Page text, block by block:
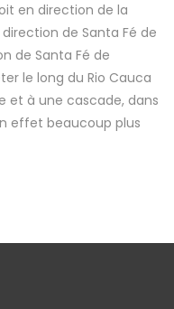
en direction de la
de Santa Fé de
de Santa Fé de
le long du Rio Cauca
et à une cascade, dans
effet beaucoup plus